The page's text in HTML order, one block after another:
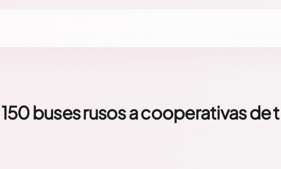
buses rusos a cooperativas de